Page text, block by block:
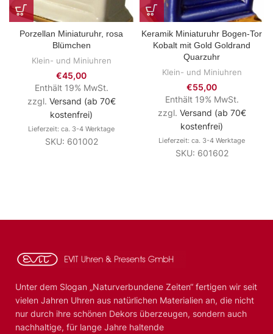
Porzellan Miniaturuhr, rosa
Blümchen
Klein- und Miniuhren
€45,00
Enthält 19% MwSt.
zzgl. Versand (ab 70€
kostenfrei)
Lieferzeit: ca. 3-4 Werktage
SKU: 601002
Keramik Miniaturuhr Bogen-Tor
Kobalt mit Gold Goldrand
Quarzuhr
Klein- und Miniuhren
€55,00
Enthält 19% MwSt.
zzgl. Versand (ab 70€
kostenfrei)
Lieferzeit: ca. 3-4 Werktage
SKU: 601602
Unter dem Slogan „Naturverbundene Zeiten“ fertigen wir seit
vielen Jahren Uhren aus natürlichen Materialien an, die nicht
nur durch ihre schönen Dekors überzeugen, sondern auch
nachhaltige, für lange Jahre haltende